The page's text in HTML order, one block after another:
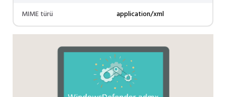
MIME türü
application/xml